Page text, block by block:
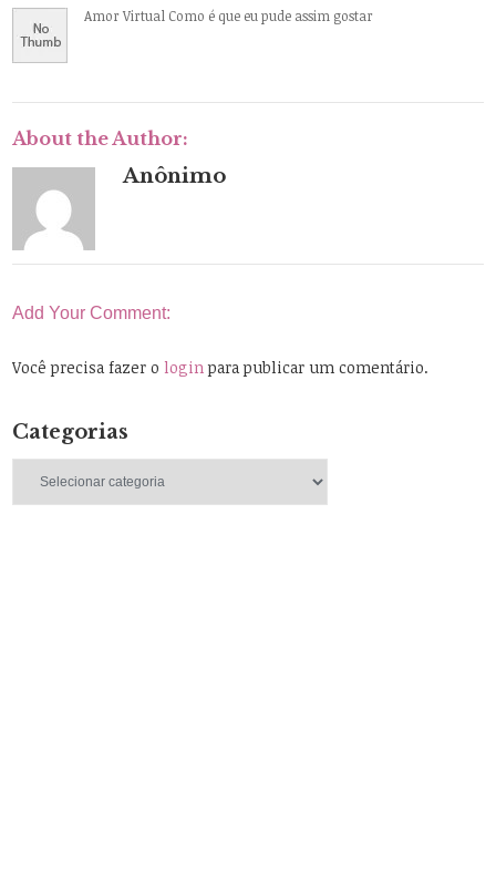
Amor Virtual Como é que eu pude assim gostar
About the Author:
Anônimo
Add Your Comment:
Você precisa fazer ologin para publicar um comentário.
Categorias